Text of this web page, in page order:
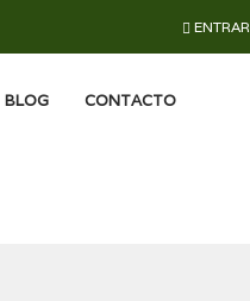
ENTRAR
BLOG CONTACTO